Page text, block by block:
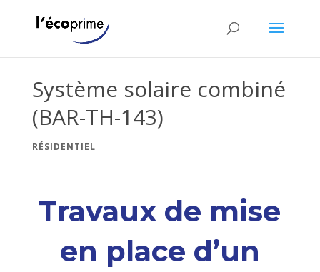
Système solaire combiné
(BAR-TH-143)
RÉSIDENTIEL
Travaux de mise
en place d’un